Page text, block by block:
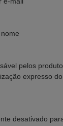
pelos
expresso
desativado